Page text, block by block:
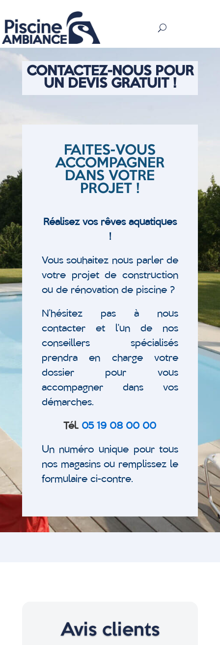
CONTACTEZ-NOUS POUR
UN DEVIS GRATUIT !
FAITES-VOUS
ACCOMPAGNER
DANS VOTRE
PROJET !
Réalisez vos rêves aquatiques
!
Vous souhaitez nous parler de
votre projet de construction
ou de rénovation de piscine ?
N’hésitez pas à nous
contacter et l’un de nos
conseillers spécialisés
prendra en charge votre
dossier pour vous
accompagner dans vos
démarches.
Tél. 05 19 08 00 00
Un numéro unique pour tous
nos magasins ou remplissez le
formulaire ci-contre.
Avis clients